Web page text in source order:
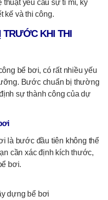
thuật yêu cầu sự tỉ mỉ, kỹ
kế và thi công.
TRƯỚC KHI THI
bể bơi, có rất nhiều yếu
Bước chuẩn bị thường
sự thành công của dự
là bước đầu tiên không thể
cần xác định kích thước,
bơi.
dựng bể bơi